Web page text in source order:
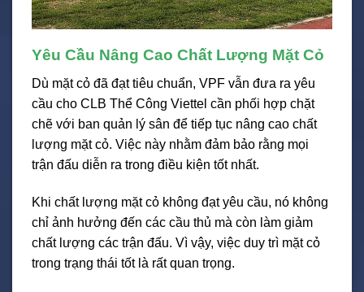
Yêu Cầu Nâng Cao Chất Lượng Mặt Cỏ
Dù mặt cỏ đã đạt tiêu chuẩn, VPF vẫn đưa ra yêu
cầu cho CLB Thể Công Viettel cần phối hợp chặt
chẽ với ban quản lý sân để tiếp tục nâng cao chất
lượng mặt cỏ. Việc này nhằm đảm bảo rằng mọi
trận đấu diễn ra trong điều kiện tốt nhất.
Khi chất lượng mặt cỏ không đạt yêu cầu, nó không
chỉ ảnh hưởng đến các cầu thủ mà còn làm giảm
chất lượng các trận đấu. Vì vậy, việc duy trì mặt cỏ
trong trạng thái tốt là rất quan trọng.